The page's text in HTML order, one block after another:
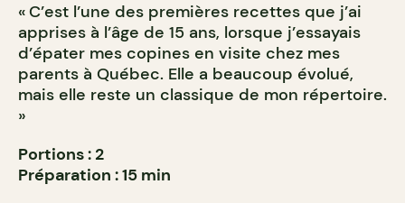
« C’est l’une des premières recettes que j’ai
apprises à l’âge de 15 ans, lorsque j’essayais
d’épater mes copines en visite chez mes
parents à Québec. Elle a beaucoup évolué,
mais elle reste un classique de mon répertoire.
»
Portions : 2
Préparation : 15 min